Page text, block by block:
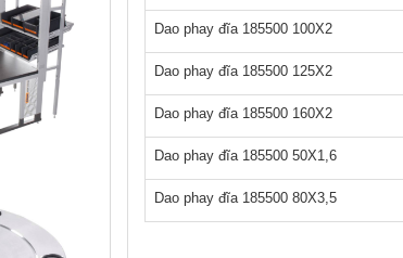
Dao phay đĩa 185500 100X2
Dao phay đĩa 185500 125X2
Dao phay đĩa 185500 160X2
Dao phay đĩa 185500 50X1,6
Dao phay đĩa 185500 80X3,5